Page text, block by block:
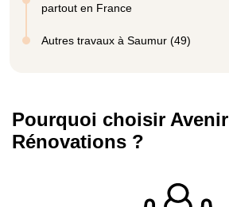
partout en France
Autres travaux à Saumur (49)
Pourquoi choisir Avenir
Rénovations ?